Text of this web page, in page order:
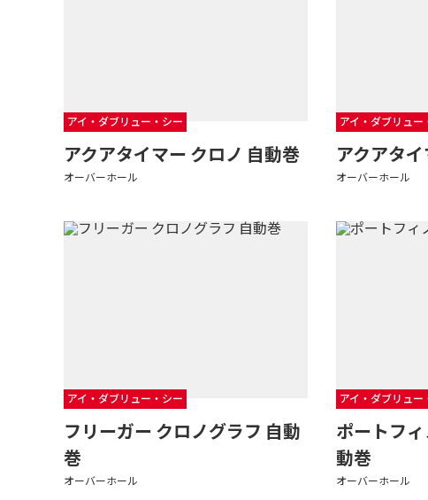
アイ・ダブリュー・シー
アクアタイマー クロノ 自動巻
オーバーホール
アイ・ダブリュー
アクアタ
オーバーホール
アイ・ダブリュー・シー
フリーガー クロノグラフ 自動
巻
オーバーホール
アイ・ダブリュー
ポートフ
動巻
オーバーホール